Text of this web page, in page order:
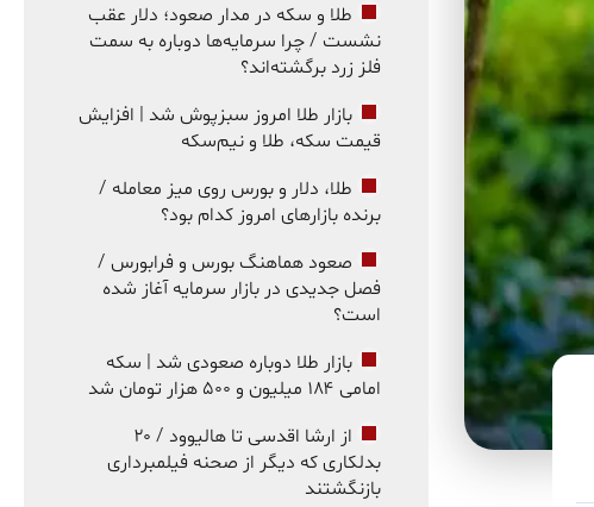
طلا و سکه در مدار صعود؛ دلار عقب
نشست / چرا سرمایه‌ها دوباره به سمت
فلز زرد برگشته‌اند؟
بازار طلا امروز سبزپوش شد | افزایش
قیمت سکه، طلا و نیم‌سکه
طلا، دلار و بورس روی میز معامله /
برنده بازارهای امروز کدام بود؟
صعود هماهنگ بورس و فرابورس /
فصل جدیدی در بازار سرمایه آغاز شده
است؟
بازار طلا دوباره صعودی شد | سکه
امامی ۱۸۴ میلیون و ۵۰۰ هزار تومان شد
از ارشا اقدسی تا هالیوود / ۲۰
بدلکاری که دیگر از صحنه فیلمبرداری
بازنگشتند